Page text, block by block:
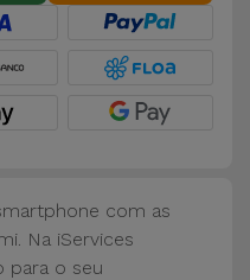
com as
Na iServices
para o seu